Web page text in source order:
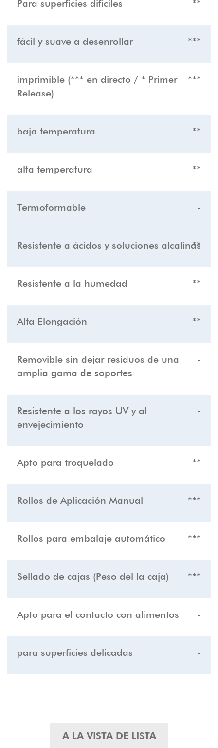
Para superficies difíciles **
fácil y suave a desenrollar ***
imprimible (*** en directo / * Primer
Release)
***
baja temperatura **
alta temperatura **
Termoformable -
Resistente a ácidos y soluciones alcalinas
**
Resistente a la humedad **
Alta Elongación **
Removible sin dejar residuos de una
amplia gama de soportes
-
Resistente a los rayos UV y al
envejecimiento
-
Apto para troquelado **
Rollos de Aplicación Manual ***
Rollos para embalaje automático ***
Sellado de cajas (Peso del la caja) ***
Apto para el contacto con alimentos -
para superficies delicadas -
A LA VISTA DE LISTA